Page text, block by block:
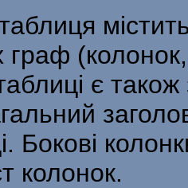
граф
є також
Бокові
колонок.